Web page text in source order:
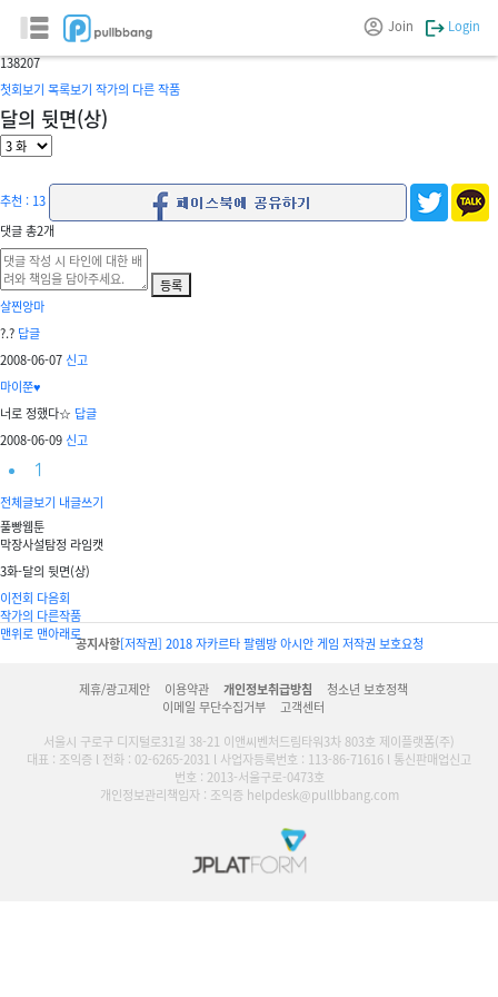
Join Login
글/그림 :yunc11
138207
첫회보기 목록보기 작가의 다른 작품
달의 뒷면(상)
풀빵웹툰
막장사설탐정 라임캣
3화-달의 뒷면(상)
이전회 다음회
작가의 다른작품
맨위로 맨아래로
추천 : 13
댓글총2개
등록
살찐앙마
?.? 답글
2008-06-07 신고
마이쭌♥
너로 정했다☆ 답글
2008-06-09 신고
1
전체글보기 내글쓰기
공지사항[저작권] 2018 자카르타 팔렘방 아시안 게임 저작권 보호요청
제휴/광고제안 이용약관 개인정보취급방침
청소년 보호정책
이메일 무단수집거부
고객센터
서울시 구로구 디지털로31길 38-21 이앤씨벤처드림타워3차 803호 제이플랫폼(주)
대표 : 조익증 l 전화 : 02-6265-2031 l 사업자등록번호 : 113-86-71616 l 통신판매업신고
번호 : 2013-서울구로-0473호
개인정보관리책임자 : 조익증 helpdesk@pullbbang.com